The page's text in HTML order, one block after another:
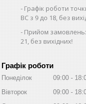
Графік роботи
ВС з 9 до 18, без
Прийом
21, без вихідних!
Графік роботи
Понеділок 09:00
Вівторок
09:00